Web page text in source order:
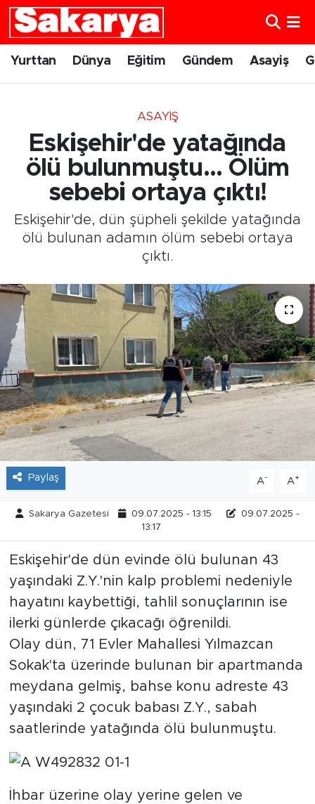
Yurttan Dünya Eğitim Gündem Asayiş
ASAYIŞ
Eskişehir'de yatağında
ölü bulunmuştu... Ölüm
sebebi ortaya çıktı!
Eskişehir'de, dün şüpheli şekilde yatağında
ölü bulunan adamın ölüm sebebi ortaya
çıktı.
Paylaş A- A+
Sakarya Gazetesi 09.07.2025 - 13:15
09.07.2025 -
13:17
Eskişehir'de dün evinde ölü bulunan 43
yaşındaki Z.Y.'nin kalp problemi nedeniyle
hayatını kaybettiği, tahlil sonuçlarının ise
ilerki günlerde çıkacağı öğrenildi.
Olay dün, 71 Evler Mahallesi Yılmazcan
Sokak'ta üzerinde bulunan bir apartmanda
meydana gelmiş, bahse konu adreste 43
yaşındaki 2 çocuk babası Z.Y., sabah
saatlerinde yatağında ölü bulunmuştu.
İhbar üzerine olay yerine gelen ve
Yurttan
Gündem
Eskişehirspor
Spor
Kültür Sanat
Tarihçe
Resmi İlanlar
Söyleşi
Foto Şaka
Teknoloji
Politika
Eskişehir Nöbetçi Eczaneler
Eskişehir Namaz Vakitleri
Eskişehir Trafik Yoğunluk Haritası
Süper Lig Puan Durumu ve Fikstür
Tüm Manşetler
Haber Arşivi